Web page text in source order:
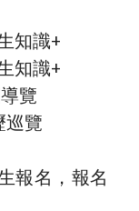
知識+
知識+
覽
覽
報名，報名